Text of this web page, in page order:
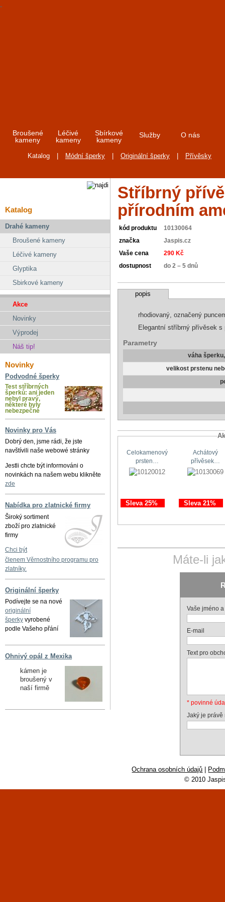
Broušené
kameny
Léčivé
kameny
Sbírkové
kameny
Služby O nás
Katalog Módní šperky Originální šperky Přívěsky
Katalog
Drahé kameny
Broušené kameny
Léčivé kameny
Glyptika
Sbirkové kameny
Akce
Novinky
Výprodej
Náš tip!
Novinky
Podvodné šperky
Test stříbrných
šperků: ani jeden
nebyl pravý,
některé byly
nebezpečné
Novinky pro Vás
Dobrý den, jsme rádi, že jste
navštívili naše webowé stránky
Jestli chcte být informováni o
novinkách na našem webu klikněte
zde
Nabídka pro zlatnické firmy
Široký sortiment
zboží pro zlatnické
firmy
Chci být
členem Věrnostního programu pro
zlatníky.
Originální šperky
Podívejte se na nové
originální
šperky vyrobené
podle Vašeho přání
Ohnivý opál z Mexika
kámen je
broušený v
naší firmě
Stříbrný
přírodním
kód produktu 10130064
značka Jaspis.cz
Vaše cena 290 Kč
dostupnost do 2 – 5 dnů
popis
rhodiovaný, označený
Elegantní stříbrný přívěsek s
Parametry
váha
velikost prstenu
Celokamenový
prsten…
Sleva 25%
Achátový
přívěsek…
Sleva 21%
Máte-li
Vaše jméno
E-mail
Text pro
* povinné
Jaký je právě
Ochrana osobních údajů |
© 2010